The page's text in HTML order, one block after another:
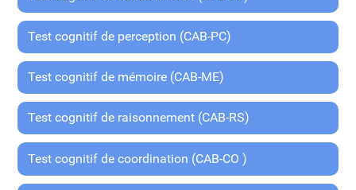
Test cognitif de perception (CAB-PC)
Test cognitif de mémoire (CAB-ME)
Test cognitif de raisonnement (CAB-RS)
Test cognitif de coordination (CAB-CO )